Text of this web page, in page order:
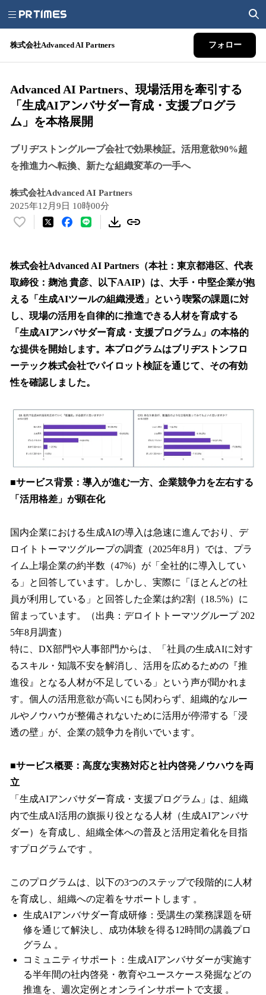
株式会社Advanced AI Partners フォロー
Advanced AI Partners、現場活用を牽引する
「生成AIアンバサダー育成・支援プログラ
ム」を本格展開
ブリヂストングループ会社で効果検証。活用意欲90%超
を推進力へ転換、新たな組織変革の一手へ
株式会社Advanced AI Partners
2025年12月9日 10時00分
い
！
数
を
読
込
中
で
す
株式会社Advanced AI Partners（本社：東京都港区、代表
取締役：麹池 貴彦、以下AAIP）は、大手・中堅企業が抱
える「生成AIツールの組織浸透」という喫緊の課題に対
し、現場の活用を自律的に推進できる人材を育成する
「生成AIアンバサダー育成・支援プログラム」の本格的
な提供を開始します。本プログラムはブリヂストンフロ
ーテック株式会社でパイロット検証を通じて、その有効
性を確認しました。
■サービス背景：導入が進む一方、企業競争力を左右する
「活用格差」が顕在化
国内企業における生成AIの導入は急速に進んでおり、デ
ロイトトーマツグループの調査（2025年8月）では、プラ
イム上場企業の約半数（47%）が「全社的に導入してい
る」と回答しています。しかし、実際に「ほとんどの社
員が利用している」と回答した企業は約2割（18.5%）に
留まっています。（出典：デロイトトーマツグループ 202
5年8月調査）
特に、DX部門や人事部門からは、「社員の生成AIに対す
るスキル・知識不安を解消し、活用を広めるための『推
進役』となる人材が不足している」という声が聞かれま
す。個人の活用意欲が高いにも関わらず、組織的なルー
ルやノウハウが整備されないために活用が停滞する「浸
透の壁」が、企業の競争力を削いでいます。
■サービス概要：高度な実務対応と社内啓発ノウハウを両
立
「生成AIアンバサダー育成・支援プログラム」は、組織
内で生成AI活用の旗振り役となる人材（生成AIアンバサ
ダー）を育成し、組織全体への普及と活用定着化を目指
すプログラムです 。
このプログラムは、以下の3つのステップで段階的に人材
を育成し、組織への定着をサポートします 。
生成AIアンバサダー育成研修：受講生の業務課題を研
修を通じて解決し、成功体験を得る12時間の講義プロ
グラム 。
コミュニティサポート：生成AIアンバサダーが実施す
る半年間の社内啓発・教育やユースケース発掘などの
推進を、週次定例とオンラインサポートで支援 。